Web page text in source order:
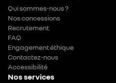
Qui sommes-nous ?
Nos concessions
Recrutement
FAQ
Engagement éthique
Contactez-nous
Accessibilité
Nos services